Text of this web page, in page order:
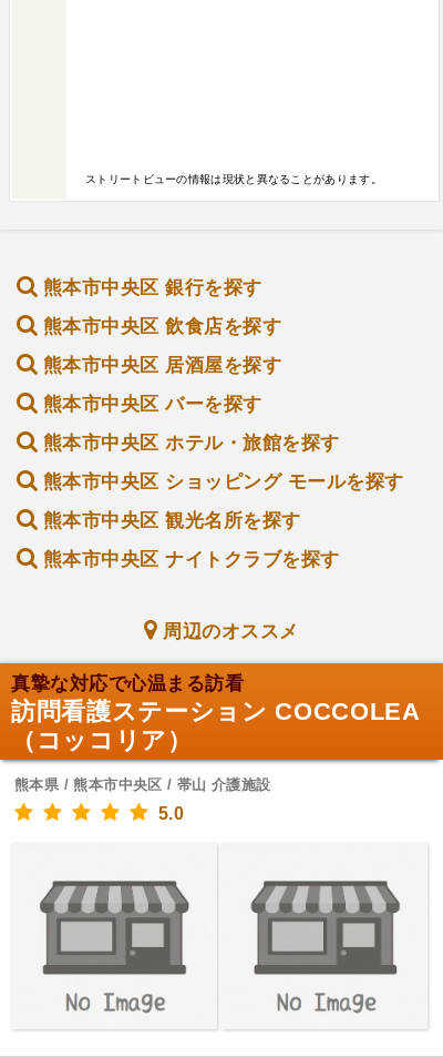
ストリートビューの情報は現状と異なることがあります。
熊本市中央区 銀行を探す
熊本市中央区 飲食店を探す
熊本市中央区 居酒屋を探す
熊本市中央区 バーを探す
熊本市中央区 ホテル・旅館を探す
熊本市中央区 ショッピング モールを探す
熊本市中央区 観光名所を探す
熊本市中央区 ナイトクラブを探す
周辺のオススメ
真摯な対応で心温まる訪看
訪問看護ステーション COCCOLEA
（コッコリア）
熊本県 / 熊本市中央区 / 帯山 介護施設
5.0